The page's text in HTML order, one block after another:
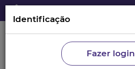
Identificação
Fazer login